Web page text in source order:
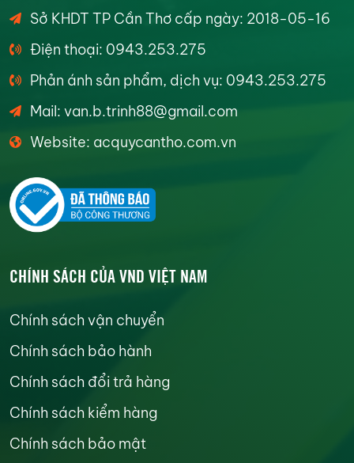
Sở KHDT TP Cần Thơ cấp ngày: 2018-05-16
Điện thoại: 0943.253.275
Phản ánh sản phẩm, dịch vụ: 0943.253.275
Mail: van.b.trinh88@gmail.com
Website: acquycantho.com.vn
CHÍNH SÁCH CỦA VND VIỆT NAM
Chính sách vận chuyển
Chính sách bảo hành
Chính sách đổi trả hàng
Chính sách kiểm hàng
Chính sách bảo mật